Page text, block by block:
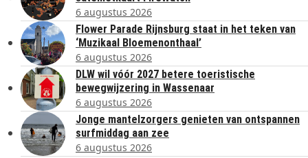
6 augustus 2026
Flower Parade Rijnsburg staat in het teken van
‘Muzikaal Bloemenonthaal’
6 augustus 2026
DLW wil vóór 2027 betere toeristische
bewegwijzering in Wassenaar
6 augustus 2026
Jonge mantelzorgers genieten van ontspannen
surfmiddag aan zee
6 augustus 2026